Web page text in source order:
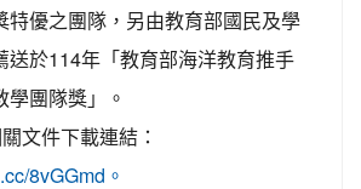
特優之團隊，另由教育部國民及學
送於114年「教育部海洋教育推手
學團隊獎」。
文件下載連結：
8vGGmd。